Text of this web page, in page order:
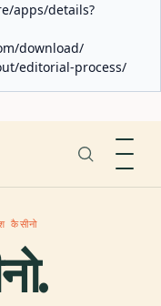
apps/details?
download/
editorial-process/
कैसीनो